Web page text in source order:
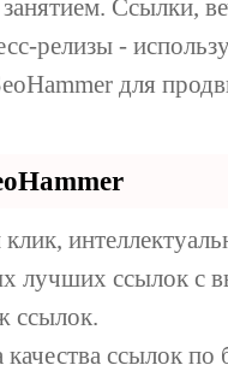
Ссылки,
релизы -
для
лучших ссылок с
ссылок.
ссылок по